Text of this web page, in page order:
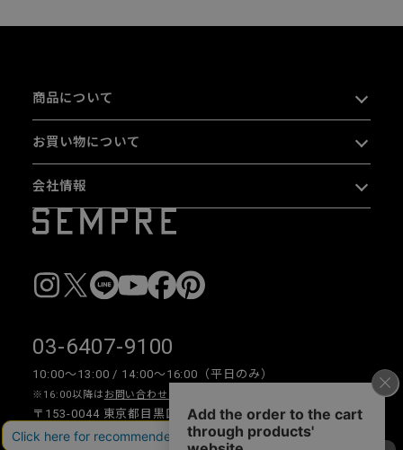
商品について
お買い物について
会社情報
03-6407-9100
10:00〜13:00 / 14:00〜16:00（平日のみ）
※16:00以降は お問い合わせフォーム
〒153-0044 東京都目黒区大橋 2-16-26 1F・2F